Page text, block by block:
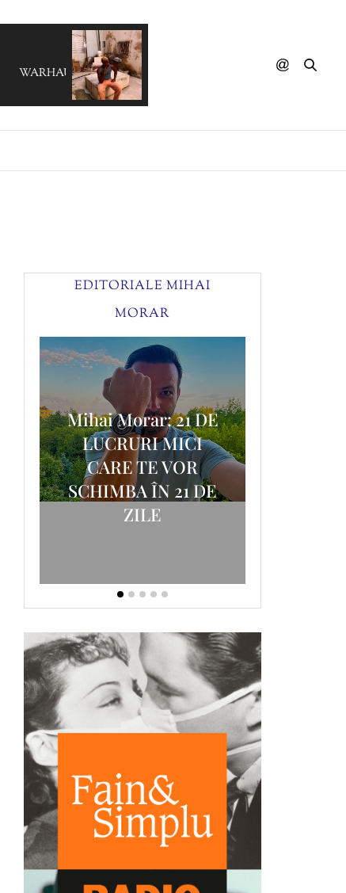
WARHAUS - Well Well
EDITORIALE MIHAI
MORAR
Mihai Morar: 21 DE
LUCRURI MICI
CARE TE VOR
SCHIMBA ÎN 21 DE
ZILE